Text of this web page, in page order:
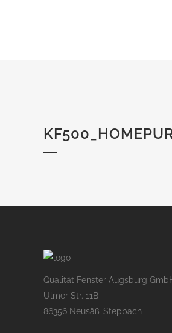
Qualität Fenster Augsburg
Ulmer Str. 11B
86356 Neusäß-Steppach